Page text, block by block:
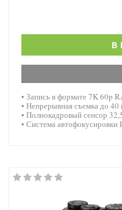
В
• Запись в формате 7K 60p
• Непрерывная съемка до 40
• Полнокадровый сенсор
• Система